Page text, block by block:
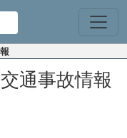
通事故情報